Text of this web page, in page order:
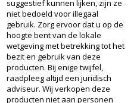
suggestief kunnen lijken, zijn ze
niet bedoeld voor illegaal
gebruik. Zorg ervoor dat u op de
hoogte bent van de lokale
wetgeving met betrekking tot het
bezit en gebruik van deze
producten. Bij enige twijfel,
raadpleeg altijd een juridisch
adviseur. Wij verkopen deze
producten niet aan personen